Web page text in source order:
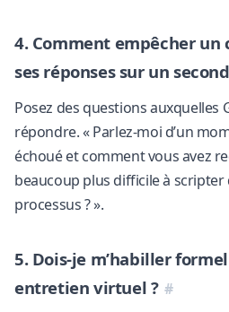
4. Comment empêcher un
ses réponses sur un
Posez des questions auxquelles
répondre. « Parlez-moi d’un
échoué et comment vous avez
beaucoup plus difficile à scripter
processus ? ».
5. Dois-je m’habiller
entretien virtuel ?